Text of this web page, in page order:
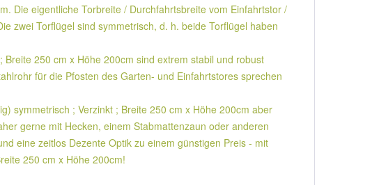
Die eigentliche Torbreite / Durchfahrtsbreite vom Einfahrtstor /
zwei Torflügel sind symmetrisch, d. h. beide Torflügel haben
250 cm x Höhe 200cm sind extrem stabil und robust
für die Pfosten des Garten- und Einfahrtstores sprechen
symmetrisch ; Verzinkt ; Breite 250 cm x Höhe 200cm aber
gerne mit Hecken, einem Stabmattenzaun oder anderen
eine zeitlos Dezente Optik zu einem günstigen Preis - mit
250 cm x Höhe 200cm!